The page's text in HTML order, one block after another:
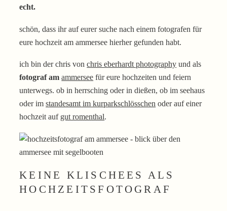
echt.
schön, dass ihr auf eurer suche nach einem fotografen für
eure hochzeit am ammersee hierher gefunden habt.
ich bin der chris vonchris eberhardt photography und als
fotograf amammersee für eure hochzeiten und feiern
unterwegs. ob in herrsching oder in dießen, ob im seehaus
oder imstandesamt im kurparkschlösschen oder auf einer
hochzeit auf gut romenthal.
KEINE KLISCHEES ALS
HOCHZEITSFOTOGRAF